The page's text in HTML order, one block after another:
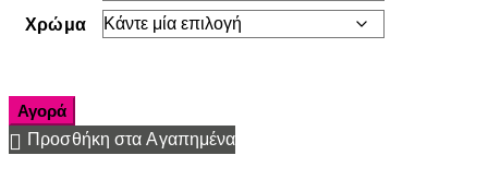
Χρώμα
Αγορά
Προσθήκη στα Αγαπημένα